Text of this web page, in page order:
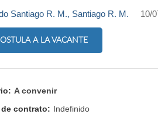
Santiago R. M., Santiago R. M. 10/
A LA VACANTE
A convenir
contrato: Indefinido